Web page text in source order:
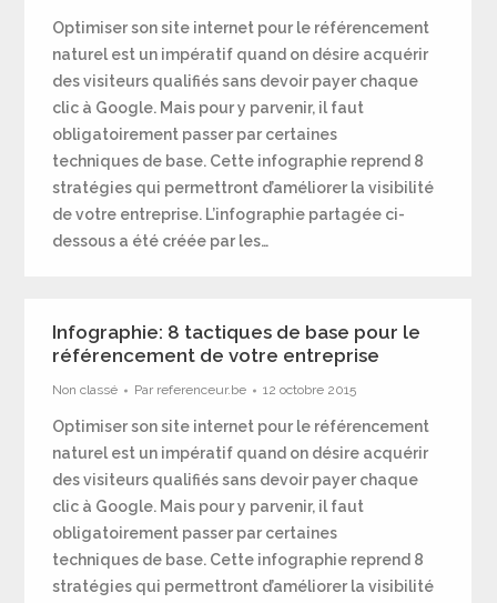
Optimiser son site internet pour le référencement
naturel est un impératif quand on désire acquérir
des visiteurs qualifiés sans devoir payer chaque
clic à Google. Mais pour y parvenir, il faut
obligatoirement passer par certaines
techniques de base. Cette infographie reprend 8
stratégies qui permettront d’améliorer la visibilité
de votre entreprise. L’infographie partagée ci-
dessous a été créée par les…
Infographie: 8 tactiques de base pour le
référencement de votre entreprise
Non classé Par referenceur.be 12 octobre 2015
Optimiser son site internet pour le référencement
naturel est un impératif quand on désire acquérir
des visiteurs qualifiés sans devoir payer chaque
clic à Google. Mais pour y parvenir, il faut
obligatoirement passer par certaines
techniques de base. Cette infographie reprend 8
stratégies qui permettront d’améliorer la visibilité